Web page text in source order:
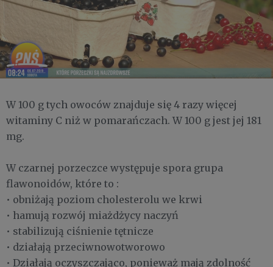
W 100 g tych owoców znajduje się 4 razy więcej
witaminy C niż w pomarańczach. W 100 g jest jej 181
mg.
W czarnej porzeczce występuje spora grupa
flawonoidów, które to :
• obniżają poziom cholesterolu we krwi
• hamują rozwój miażdżycy naczyń
• stabilizują ciśnienie tętnicze
• działają przeciwnowotworowo
• Działają oczyszczająco, ponieważ mają zdolność